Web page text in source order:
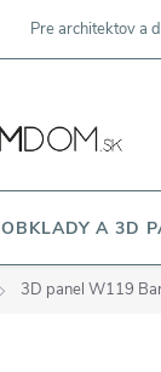
Pre architektov a
OBKLADY A 3D
3D panel W119